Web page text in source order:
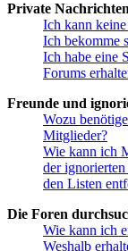
Private Nachrichten
Ich kann
Ich bekomme
Ich habe eine
Forums
Freunde und
Wozu
Mitglieder?
Wie kann ich
der
den Listen
Die Foren
Wie kann ich
Weshalb